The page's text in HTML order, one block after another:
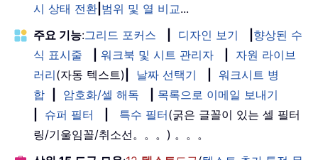
시 상태 전환 범위 및 열 비교...
주요 기능:그리드 포커스 디자인 보기
향상된 수
식 표시줄
워크북 및 시트 관리자
자원 라이브
러리(자동 텍스트) 날짜 선택기
워크시트 병
합
암호화/셀 해독
목록으로 이메일 보내기
슈퍼 필터 특수 필터(굵은 글꼴이 있는 셀 필터
링/기울임꼴/취소선。。。) 。。。